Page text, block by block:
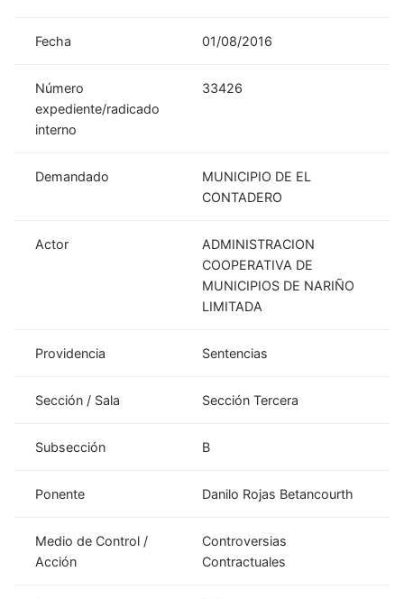
Fecha 01/08/2016
Número
expediente/radicado
interno
33426
Demandado
MUNICIPIO DE EL
CONTADERO
Actor
ADMINISTRACION
COOPERATIVA DE
MUNICIPIOS DE NARIÑO
LIMITADA
Providencia Sentencias
Sección / Sala Sección Tercera
Subsección B
Ponente Danilo Rojas Betancourth
Medio de Control /
Acción
Controversias
Contractuales